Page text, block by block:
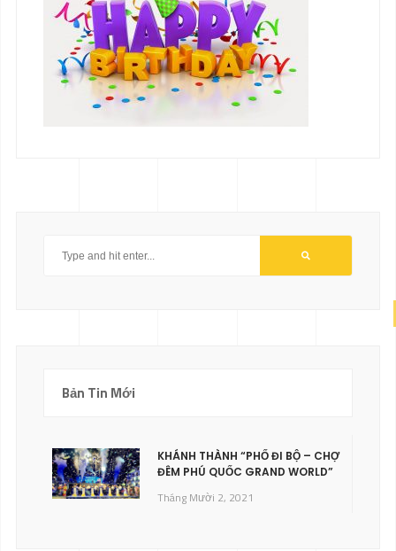
Bản Tin Mới
KHÁNH THÀNH “PHỐ ĐI BỘ – CHỢ
ĐÊM PHÚ QUỐC GRAND WORLD”
Tháng Mười 2, 2021